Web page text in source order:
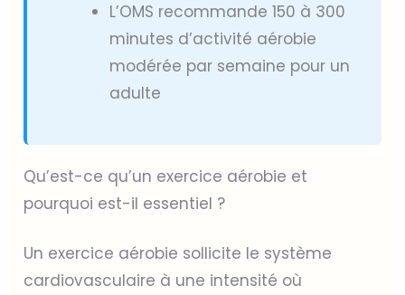
L’OMS recommande 150 à 300
minutes d’activité aérobie
modérée par semaine pour un
adulte
Qu’est-ce qu’un exercice aérobie et
pourquoi est-il essentiel ?
Un exercice aérobie sollicite le système
cardiovasculaire à une intensité où